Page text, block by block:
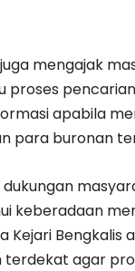
mengajak
proses
apabila
para buronan
keberadaan
Kejari Bengkalis
terdekat agar